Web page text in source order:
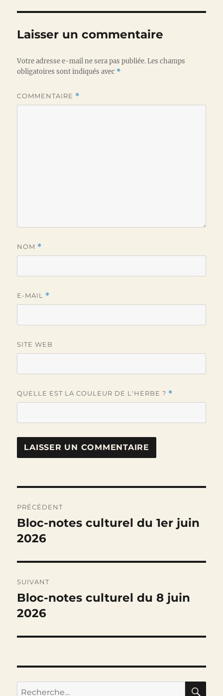
Laisser un commentaire
Votre adresse e-mail ne sera pas publiée. Les champs
obligatoires sont indiqués avec *
COMMENTAIRE *
NOM *
E-MAIL *
SITE WEB
QUELLE EST LA COULEUR DE L'HERBE ? *
de
l’article
PRÉCÉDENT
Publication
précédente :
Bloc-notes culturel du 1er juin
2026
SUIVANT
Publication
suivante :
Bloc-notes culturel du 8 juin
2026
Recherche